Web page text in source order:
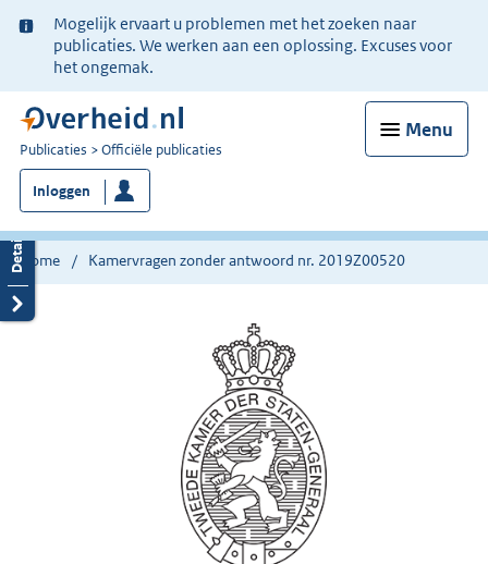
Ter
informatie:
Mogelijk ervaart u problemen met het zoeken naar
publicaties. We werken aan een oplossing. Excuses voor
het ongemak.
Menu
U
bent
nu
hier:
Publicaties Officiële publicaties
Inloggen
Home Kamervragen zonder antwoord nr. 2019Z00520